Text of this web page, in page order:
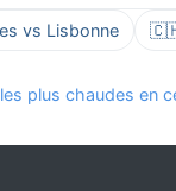
vs Lisbonne 🇨🇭
plus chaudes en